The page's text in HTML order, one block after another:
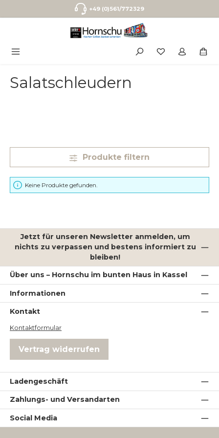
Zum Hauptinhalt springen+49 (0)561/772329
Salatschleudern
Produkte filtern
Keine Produkte gefunden.
Jetzt für unseren Newsletter anmelden, um
nichts zu verpassen und bestens informiert zu
bleiben!
Über uns – Hornschu im bunten Haus in Kassel
Informationen
Kontakt
Kontaktformular
Vertrag widerrufen
Ladengeschäft
Zahlungs- und Versandarten
Social Media